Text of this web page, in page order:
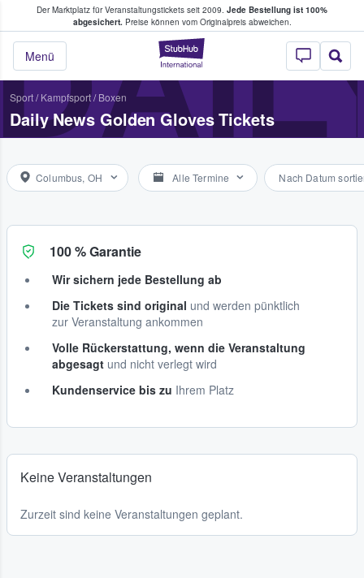
Der Marktplatz für Veranstaltungstickets seit 2009. Jede Bestellung ist 100%
abgesichert.Preise können vom Originalpreis abweichen.
StubHub - Wo
Menü
Tickets kaufen & verkaufen
Sport/ Kampfsport/ Boxen
Daily News Golden Gloves Tickets
Columbus, OH Alle Termine Nach Datum
100 % Garantie
Wir sichern jede Bestellung ab
Die Tickets sind original und werden pünktlich
zur Veranstaltung ankommen
Volle Rückerstattung, wenn die Veranstaltung
abgesagt und nicht verlegt wird
Kundenservice bis zu Ihrem Platz
Keine Veranstaltungen
Zurzeit sind keine Veranstaltungen geplant.